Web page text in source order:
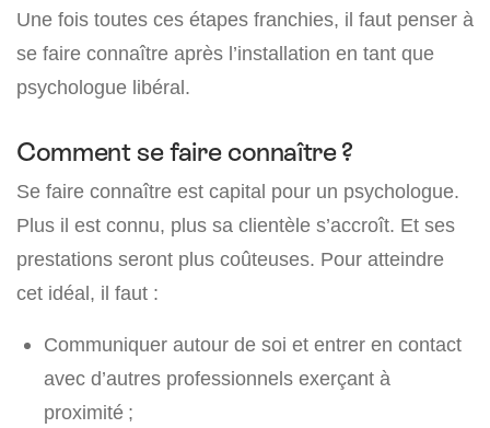
Une fois toutes ces étapes franchies, il faut penser à
se faire connaître après l’installation en tant que
psychologue libéral.
Comment se faire connaître ?
Se faire connaître est capital pour un psychologue.
Plus il est connu, plus sa clientèle s’accroît. Et ses
prestations seront plus coûteuses. Pour atteindre
cet idéal, il faut :
Communiquer autour de soi et entrer en contact
avec d’autres professionnels exerçant à
proximité ;